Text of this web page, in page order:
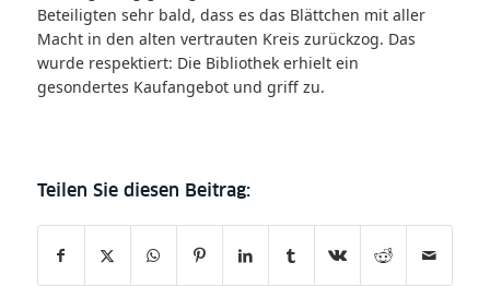
Beteiligten sehr bald, dass es das Blättchen mit aller
Macht in den alten vertrauten Kreis zurückzog. Das
wurde respektiert: Die Bibliothek erhielt ein
gesondertes Kaufangebot und griff zu.